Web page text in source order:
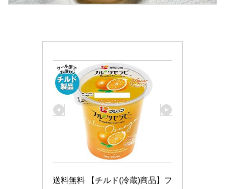
送料無料 【チルド(冷蔵)商品】フ